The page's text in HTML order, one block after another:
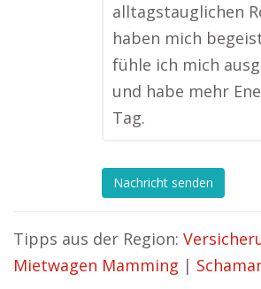
alltagstauglichen
haben mich
fühle ich mich
und habe mehr
Tag.
Nachricht senden
Tipps aus der Region:
Mietwagen Mamming |